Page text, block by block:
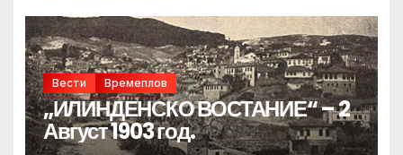
Вести Времеплов
„ИЛИНДЕНСКО ВОСТАНИЕ“ – 2
Август 1903 год.